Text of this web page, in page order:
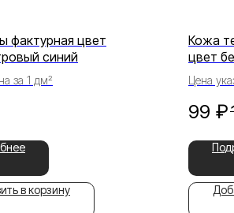
фактурная цвет
синий
за 1 дм²
в корзину
Кожа
цвет
Цена
99 ₽